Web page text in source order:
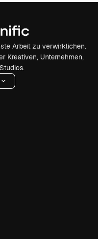
Arbeit zu verwirklichen.
Kreativen, Unternehmen,